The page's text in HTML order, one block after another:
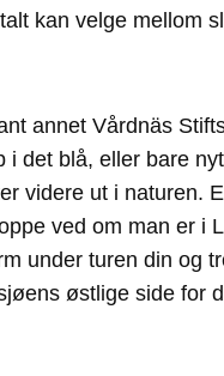
kan velge mellom
annet Vårdnäs
det blå, eller bare
videre ut i naturen.
ved om man er i
under turen din og
østlige side for